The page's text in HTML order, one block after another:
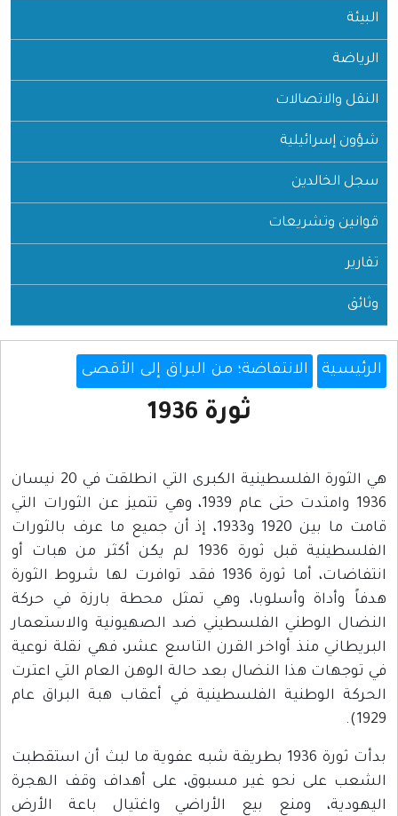
البيئة
الرياضة
النقل والاتصالات
شؤون إسرائيلية
سجل الخالدين
قوانين وتشريعات
تقارير
وثائق
الرئيسية الانتفاضة؛ من البراق إلى الأقصى
ثورة 1936
هي الثورة الفلسطينية الكبرى التي انطلقت في 20 نيسان
1936 وامتدت حتى عام 1939، وهي تتميز عن الثورات التي
قامت ما بين 1920 و1933، إذ أن جميع ما عرف بالثورات
الفلسطينية قبل ثورة 1936 لم يكن أكثر من هبات أو
انتفاضات، أما ثورة 1936 فقد توافرت لها شروط الثورة
هدفاً وأداة وأسلوبا، وهي تمثل محطة بارزة في حركة
النضال الوطني الفلسطيني ضد الصهيونية والاستعمار
البريطاني منذ أواخر القرن التاسع عشر، فهي نقلة نوعية
في توجهات هذا النضال بعد حالة الوهن العام التي اعترت
الحركة الوطنية الفلسطينية في أعقاب هبة البراق عام
1929).
بدأت ثورة 1936 بطريقة شبه عفوية ما لبث أن استقطبت
الشعب على نحو غير مسبوق، على أهداف وقف الهجرة
اليهودية، ومنع بيع الأراضي واغتيال باعة الأرض